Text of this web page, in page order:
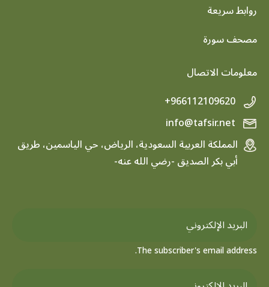
روابط سريعة
footer menu
مصحف سورة
معلومات الاتصال
+966112109620
المملكة العربية السعودية، الرياض، حي الياسمين، طريق
أبي بكر الصديق -رضي الله عنه-
The subscriber's email address.